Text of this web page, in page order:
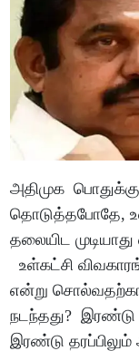
அதிமுக
தொடுத்தபோதே,
தலையிட
உள்கட்சி
என்று
நடந்தது? இரண்டு
இரண்டு